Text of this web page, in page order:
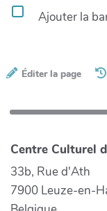
Ajouter la
Éditer la page
Centre Culturel
33b, Rue d'Ath
7900 Leuze-en-